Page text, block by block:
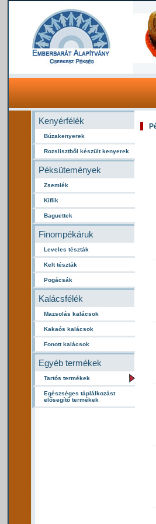
Kenyérfélék
Búzakenyerek
Rozslisztből készült kenyerek
Péksütemények
Zsemlék
Kiflik
Baguettek
Finompékáruk
Leveles tészták
Kelt tészták
Pogácsák
Kalácsfélék
Mazsolás kalácsok
Kakaós kalácsok
Fonott kalácsok
Egyéb termékek
Tartós termékek
Egészséges táplálkozást
elősegítő termékek